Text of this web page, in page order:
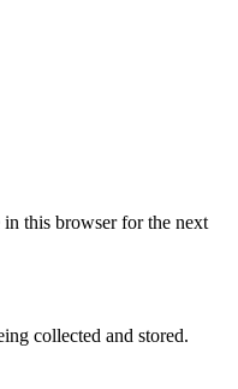
in this browser for the next
collected and stored.